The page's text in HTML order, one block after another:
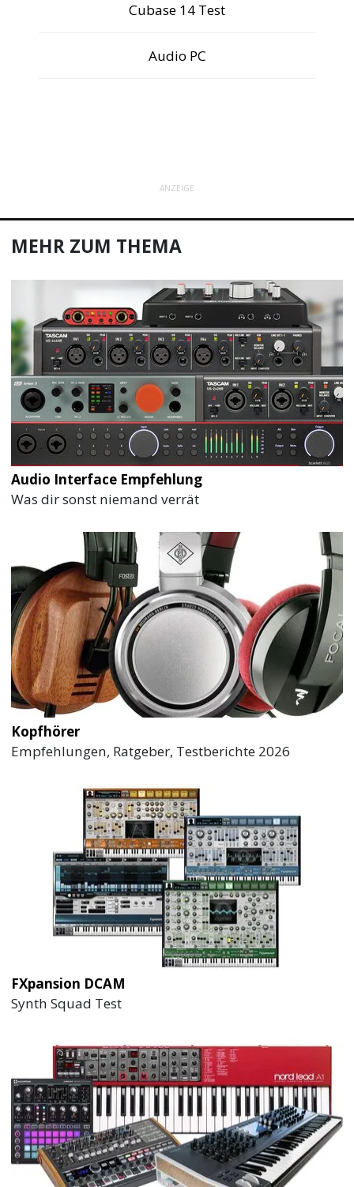
Cubase 14 Test
Audio PC
ANZEIGE
MEHR ZUM THEMA
Audio Interface Empfehlung
Was dir sonst niemand verrät
Kopfhörer
Empfehlungen, Ratgeber, Testberichte 2026
FXpansion DCAM
Synth Squad Test